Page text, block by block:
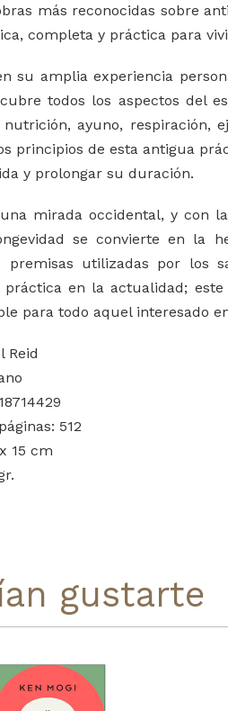
más reconocidas sobre
completa y práctica para
su amplia experiencia
todos los aspectos del
ayuno, respiración,
principios de esta antigua
y prolongar su duración.
mirada occidental, y con
se convierte en la
premisas utilizadas por los
práctica en la actualidad;
para todo aquel interesado
Reid
512
15 cm
gustarte